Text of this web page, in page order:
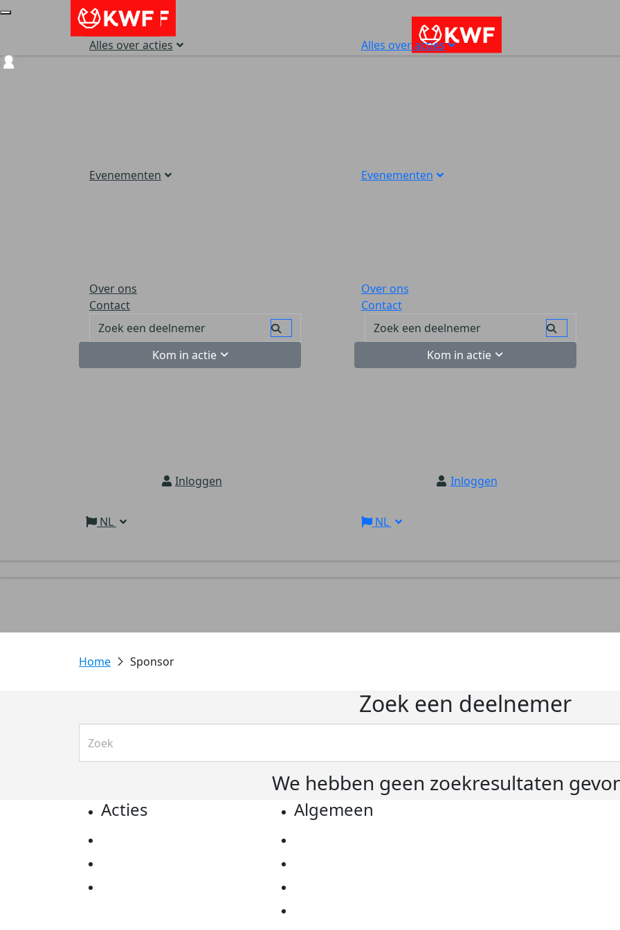
Alles over acties
Evenementen
Over ons
Contact
Kom in actie
Inloggen
NL
Alles over acties
Evenementen
Over ons
Contact
Kom in actie
Inloggen
NL
Sponsor
Zoek een deelnemer
We hebben geen zoekresultaten
Acties Algemeen